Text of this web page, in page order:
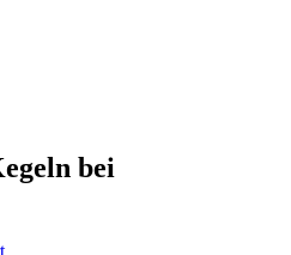
bei